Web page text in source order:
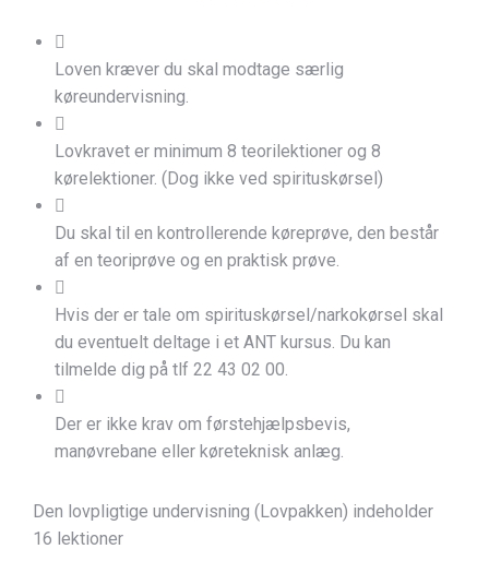
Loven kræver du skal modtage særlig
køreundervisning.
Lovkravet er minimum 8 teorilektioner og 8
kørelektioner. (Dog ikke ved spirituskørsel)
Du skal til en kontrollerende køreprøve, den består
af en teoriprøve og en praktisk prøve.
Hvis der er tale om spirituskørsel/narkokørsel skal
du eventuelt deltage i et ANT kursus. Du kan
tilmelde dig på tlf 22 43 02 00.
Der er ikke krav om førstehjælpsbevis,
manøvrebane eller køreteknisk anlæg.
Den lovpligtige undervisning (Lovpakken) indeholder
16 lektioner